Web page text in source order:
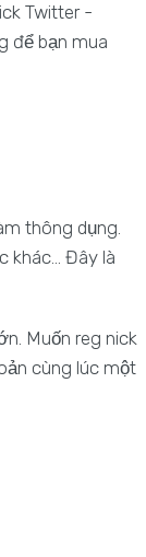
Twitter -
để bạn mua
thông dụng.
khác... Đây là
Muốn reg nick
cùng lúc một